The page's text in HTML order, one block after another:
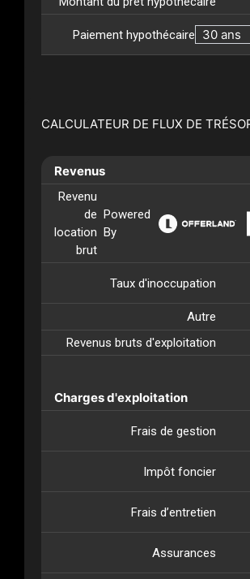
Paiement hypothécaire
CALCULATEUR DE FLUX DE
Revenus
Revenu
de
location
brut
Powered
By
Taux d'inoccupation
Autre
Revenus bruts d'exploitation
Charges d'exploitation
Frais de gestion
Impôt foncier
Frais d’entretien
Assurances